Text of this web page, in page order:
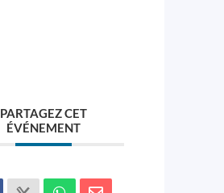
PARTAGEZ CET
ÉVÉNEMENT